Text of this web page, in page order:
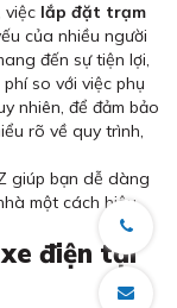
việc lắp đặt trạm
của nhiều người
đến sự tiện lợi,
so với việc phụ
nhiên, để đảm bảo
rõ về quy trình,
giúp bạn dễ dàng
một cách hiệu
điện tại